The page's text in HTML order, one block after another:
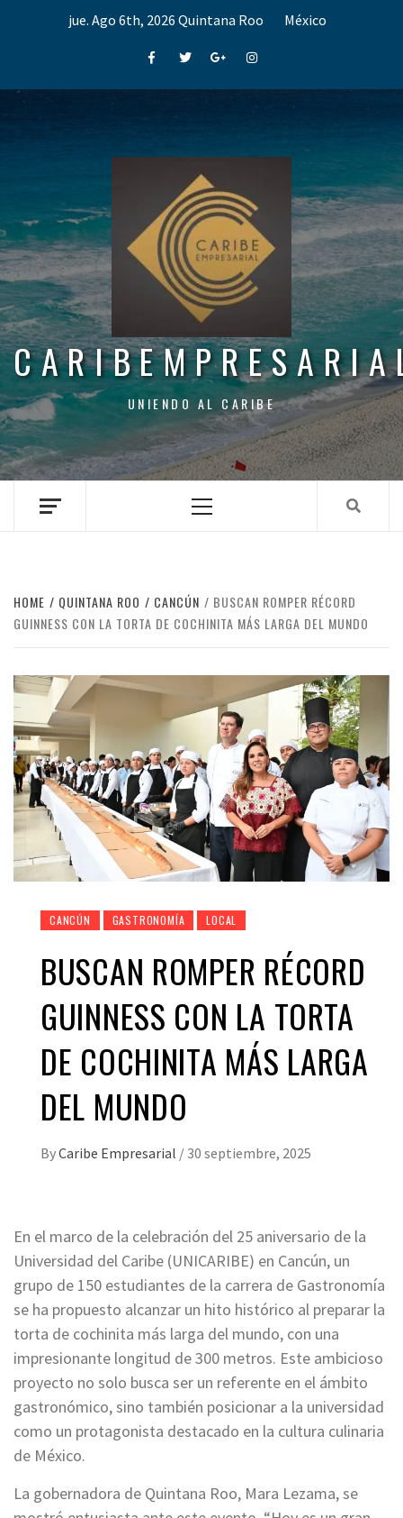
jue. Ago 6th, 2026 Quintana Roo México
FacebookTwitterGoogle+Instagram
UNIENDO AL CARIBE
Menu
HOME QUINTANA ROO CANCÚN
BUSCAN ROMPER RÉCORD
GUINNESS CON LA TORTA DE COCHINITA MÁS LARGA DEL MUNDO
CANCÚN GASTRONOMÍA LOCAL
BUSCAN ROMPER RÉCORD
GUINNESS CON LA TORTA
DE COCHINITA MÁS LARGA
DEL MUNDO
ByCaribe Empresarial / 30 septiembre, 2025
En el marco de la celebración del 25 aniversario de la
Universidad del Caribe (UNICARIBE) en Cancún, un
grupo de 150 estudiantes de la carrera de Gastronomía
se ha propuesto alcanzar un hito histórico al preparar la
torta de cochinita más larga del mundo, con una
impresionante longitud de 300 metros. Este ambicioso
proyecto no solo busca ser un referente en el ámbito
gastronómico, sino también posicionar a la universidad
como un protagonista destacado en la cultura culinaria
de México.
La gobernadora de Quintana Roo, Mara Lezama, se